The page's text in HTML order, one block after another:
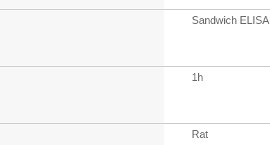
Sandwich ELISA
1h
Rat